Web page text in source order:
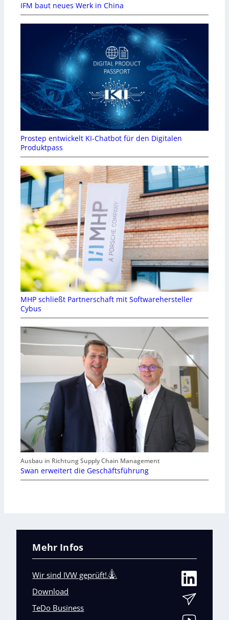
IFM baut neues Werk in China
Prostep entwickelt KI-Chatbot für den Digitalen
Produktpass
MHP schließt Partnerschaft mit Softwarehersteller
Cybus
Ausbau in Richtung Supply Chain Management
Swan erweitert die Geschäftsführung
Mehr Infos
Wir sind IVW geprüft!
Download
TeDo Business